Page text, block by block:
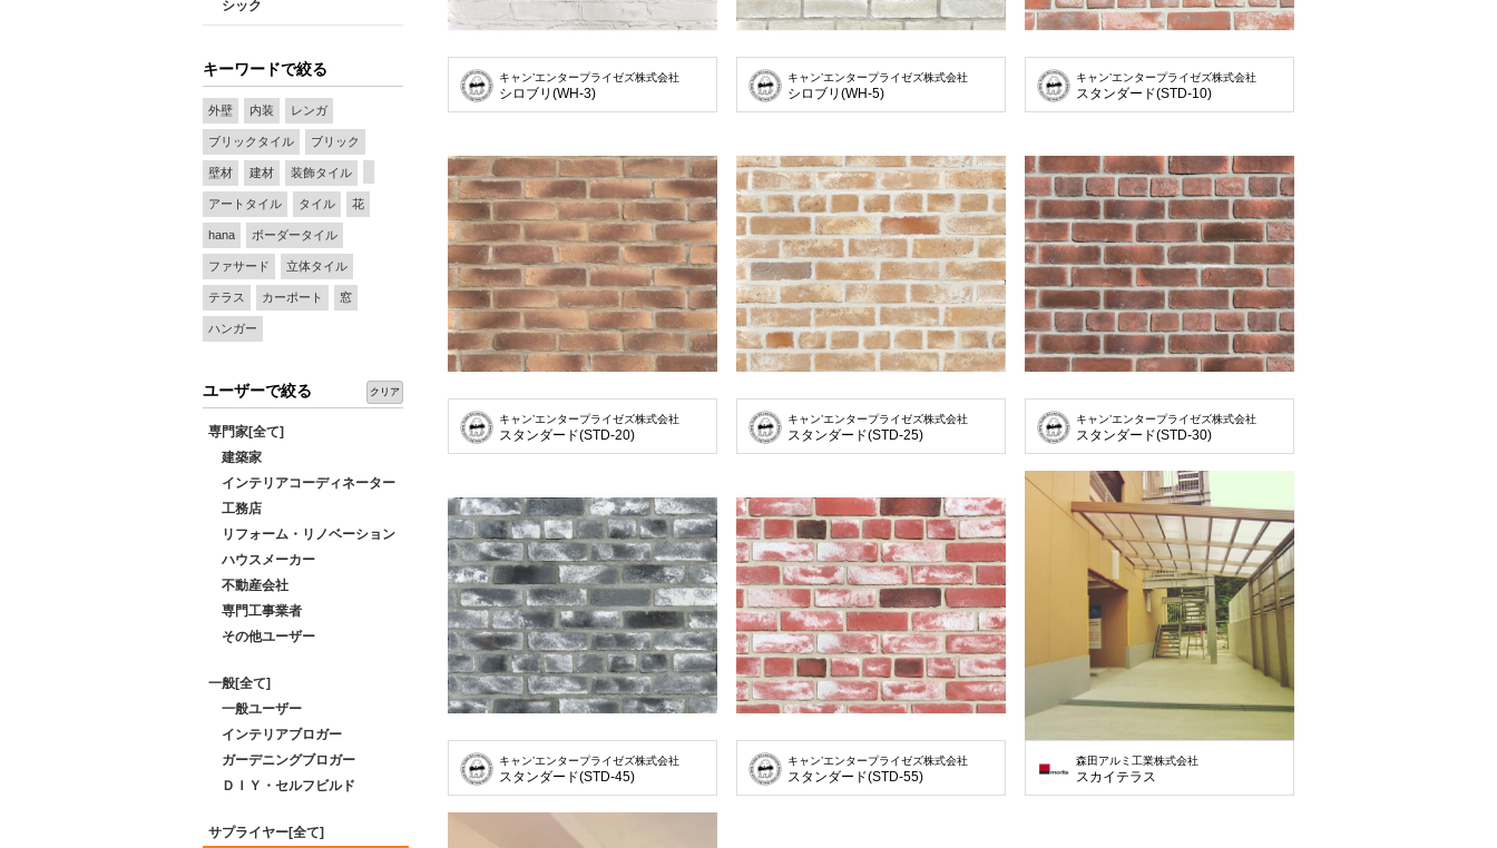
シック
キーワードで絞る
外壁 内装 レンガ
ブリックタイル ブリック
壁材 建材 装飾タイル
アートタイル タイル 花
hana ボーダータイル
ファサード 立体タイル
テラス カーポート 窓
ハンガー
ユーザーで絞る クリア
専門家[全て]
建築家
インテリアコーディネーター
工務店
リフォーム・リノベーション
ハウスメーカー
不動産会社
専門工事業者
その他ユーザー
一般[全て]
一般ユーザー
インテリアブロガー
ガーデニングブロガー
ＤＩＹ・セルフビルド
サプライヤー[全て]
キャン’エンタープライゼズ株式会社
シロブリ(WH-3)
キャン’エンタープライゼズ株式会社
シロブリ(WH-5)
キャン’エンタープライゼズ株式会社
スタンダード(STD-10)
キャン’エンタープライゼズ株式会社
スタンダード(STD-20)
キャン’エンタープライゼズ株式会社
スタンダード(STD-25)
キャン’エンタープライゼズ株式会社
スタンダード(STD-30)
キャン’エンタープライゼズ株式会社
スタンダード(STD-45)
キャン’エンタープライゼズ株式会社
スタンダード(STD-55)
森田アルミ工業株式会社
スカイテラス